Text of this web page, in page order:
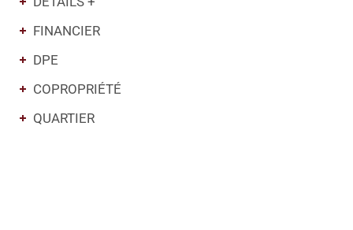
FINANCIER
DPE
COPROPRIÉTÉ
QUARTIER